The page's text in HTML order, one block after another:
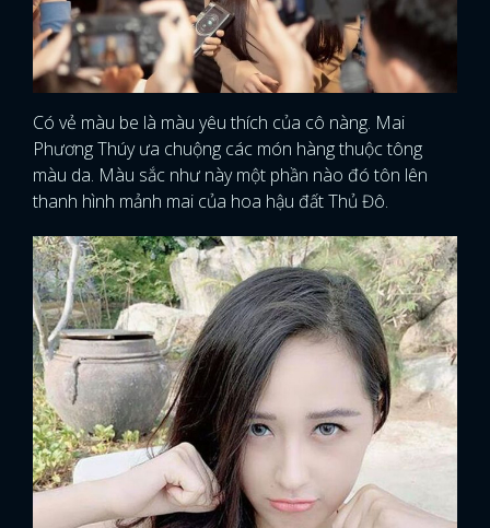
Có vẻ màu be là màu yêu thích của cô nàng. Mai
Phương Thúy ưa chuộng các món hàng thuộc tông
màu da. Màu sắc như này một phần nào đó tôn lên
thanh hình mảnh mai của hoa hậu đất Thủ Đô.